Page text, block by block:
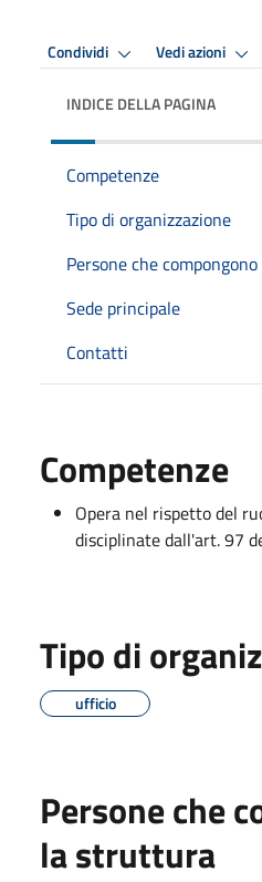
Condividi Vedi azioni
INDICE DELLA PAGINA
Competenze
Tipo di organizzazione
Persone che
Sede principale
Contatti
Competenze
Opera nel rispetto del
disciplinate dall'art. 97
Tipo di
ufficio
Persone che
la struttura